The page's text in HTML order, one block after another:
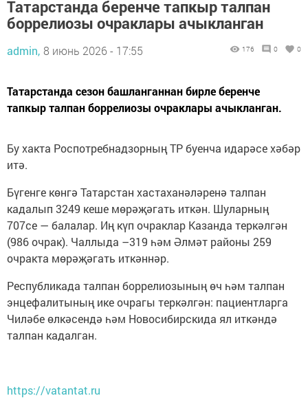
Татарстанда беренче тапкыр талпан
боррелиозы очраклары ачыкланган
admin, 8 июнь 2026 - 17:55 176 0 0
Татарстанда сезон башланганнан бирле беренче
тапкыр талпан боррелиозы очраклары ачыкланган.
Бу хакта Роспотребнадзорның ТР буенча идарәсе хәбәр
итә.
Бүгенге көнгә Татарстан хастаханәләренә талпан
кадалып 3249 кеше мөрәҗәгать иткән. Шуларның
707се — балалар. Иң күп очраклар Казанда теркәлгән
(986 очрак). Чаллыда –319 һәм Әлмәт районы 259
очракта мөрәҗәгать иткәннәр.
Республикада талпан боррелиозының өч һәм талпан
энцефалитының ике очрагы теркәлгән: пациентларга
Чиләбе өлкәсендә һәм Новосибирскида ял иткәндә
талпан кадалган.
https://vatantat.ru